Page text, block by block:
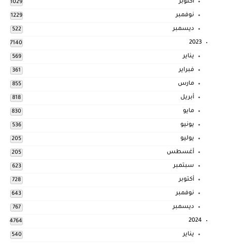
أكتوبر 1029
نوفمبر 1229
ديسمبر 522
2023
7140
يناير 569
فبراير 361
مارس 855
أبريل 818
مايو 830
يونيو 536
يوليو 205
أغسطس 205
سبتمبر 623
أكتوبر 728
نوفمبر 643
ديسمبر 767
2024
4764
يناير 540